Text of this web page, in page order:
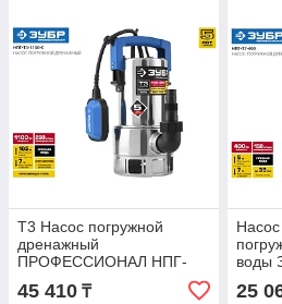
Т3 Насос погружной
дренажный
ПРОФЕССИОНАЛ НПГ-
Т3-1100-С
45 410 ₸
воды
25